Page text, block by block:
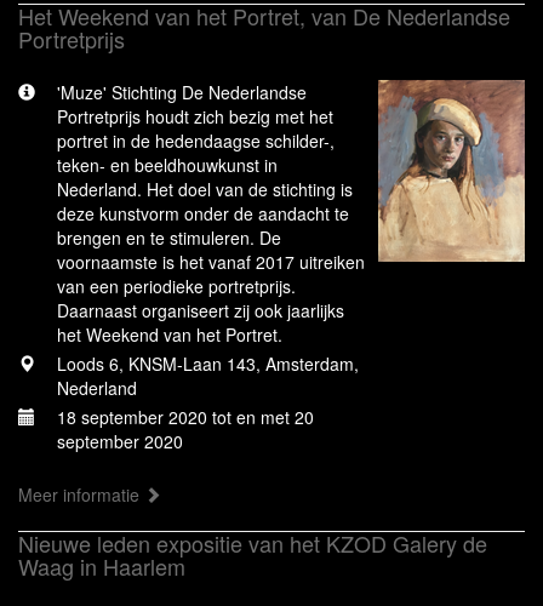
Het Weekend van het Portret, van De Nederlandse
Portretprijs
'Muze' Stichting De Nederlandse
Portretprijs houdt zich bezig met het
portret in de hedendaagse schilder-,
teken- en beeldhouwkunst in
Nederland. Het doel van de stichting is
deze kunstvorm onder de aandacht te
brengen en te stimuleren. De
voornaamste is het vanaf 2017 uitreiken
van een periodieke portretprijs.
Daarnaast organiseert zij ook jaarlijks
het Weekend van het Portret.
Loods 6, KNSM-Laan 143, Amsterdam,
Nederland
18 september 2020 tot en met 20
september 2020
Meer informatie
Nieuwe leden expositie van het KZOD Galery de
Waag in Haarlem